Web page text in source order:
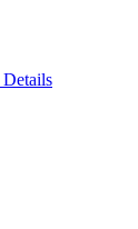
Details